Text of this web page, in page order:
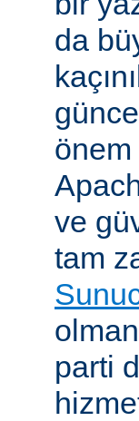
da
önem
ve
tam
parti